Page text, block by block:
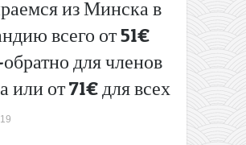
из Минска в
всего от 51€
для членов
или от 71€ для всех
поездка в
крупнейший
Польши
45€ туда-